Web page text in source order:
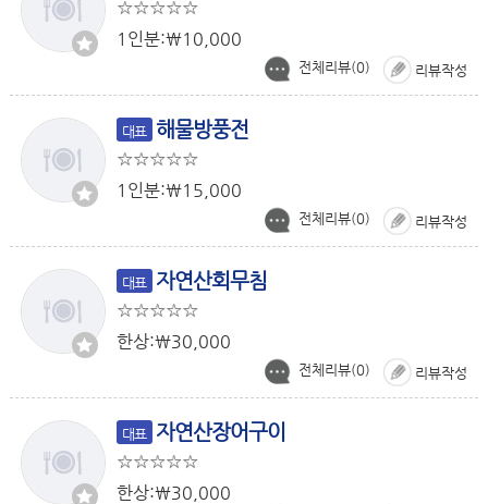
1인분:￦10,000
리뷰작성
전체리뷰(0)
대표 해물방풍전
1인분:￦15,000
리뷰작성
전체리뷰(0)
대표 자연산회무침
한상:￦30,000
리뷰작성
전체리뷰(0)
대표 자연산장어구이
한상:￦30,000